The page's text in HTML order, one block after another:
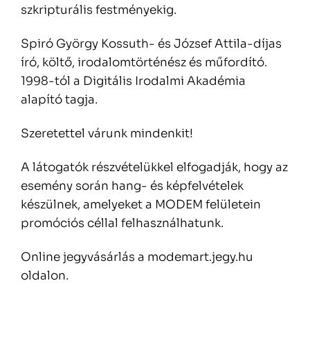
szkripturális festményekig.
Spiró György Kossuth- és József Attila-díjas
író, költő, irodalomtörténész és műfordító.
1998-tól a Digitális Irodalmi Akadémia
alapító tagja.
Szeretettel várunk mindenkit!
A látogatók részvételükkel elfogadják, hogy az
esemény során hang- és képfelvételek
készülnek, amelyeket a MODEM felületein
promóciós céllal felhasználhatunk.
Online jegyvásárlás a modemart.jegy.hu
oldalon.